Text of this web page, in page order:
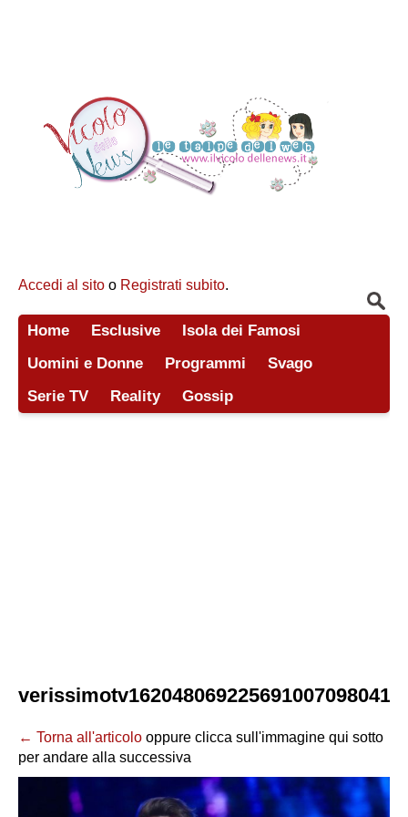
Accedi al sito o Registrati subito.
Home Esclusive
Isola dei Famosi
Uomini e Donne
Programmi
Svago
Serie TV
Reality Gossip
← Torna all'articolo oppure clicca sull'immagine qui sotto
per andare alla successiva